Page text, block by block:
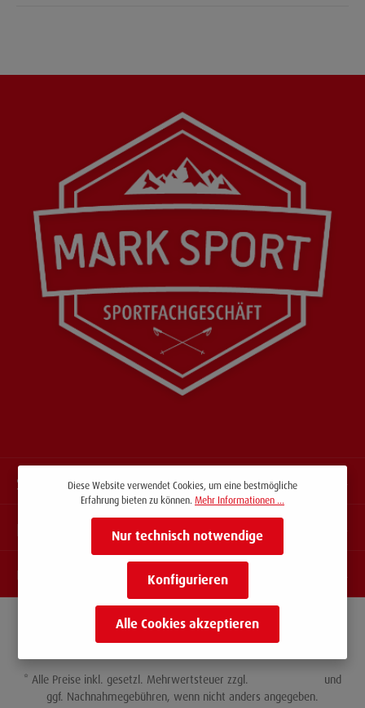
Service-Hotline
Information
Über uns
* Alle Preise inkl. gesetzl. Mehrwertsteuer zzgl.
und
ggf. Nachnahmegebühren, wenn nicht anders angegeben.
Diese Website verwendet Cookies, um eine bestmögliche
Erfahrung bieten zu können. Mehr Informationen ...
Nur technisch notwendige
Konfigurieren
Alle Cookies akzeptieren